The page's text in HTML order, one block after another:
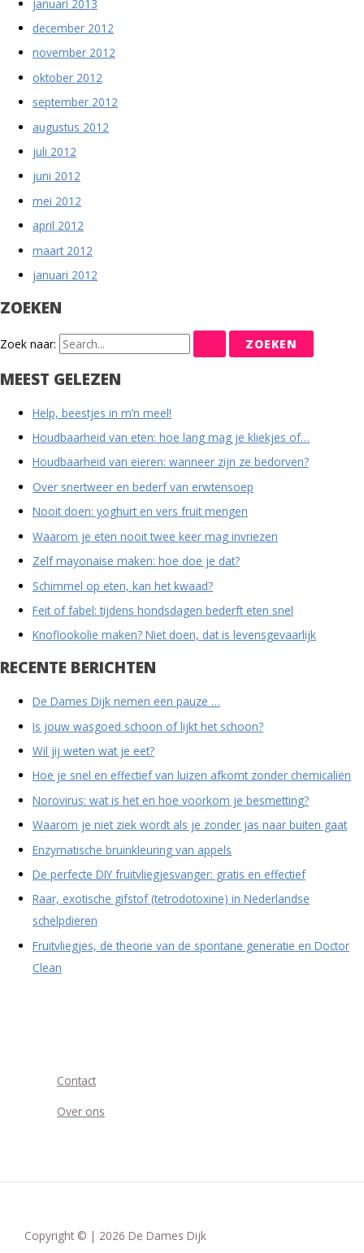
januari 2013
december 2012
november 2012
oktober 2012
september 2012
augustus 2012
juli 2012
juni 2012
mei 2012
april 2012
maart 2012
januari 2012
ZOEKEN
Zoek naar:
MEEST GELEZEN
Help, beestjes in m’n meel!
Houdbaarheid van eten: hoe lang mag je kliekjes of…
Houdbaarheid van eieren: wanneer zijn ze bedorven?
Over snertweer en bederf van erwtensoep
Nooit doen: yoghurt en vers fruit mengen
Waarom je eten nooit twee keer mag invriezen
Zelf mayonaise maken: hoe doe je dat?
Schimmel op eten, kan het kwaad?
Feit of fabel: tijdens hondsdagen bederft eten snel
Knoflookolie maken? Niet doen, dat is levensgevaarlijk
RECENTE BERICHTEN
De Dames Dijk nemen een pauze …
Is jouw wasgoed schoon of lijkt het schoon?
Wil jij weten wat je eet?
Hoe je snel en effectief van luizen afkomt zonder chemicaliën
Norovirus: wat is het en hoe voorkom je besmetting?
Waarom je niet ziek wordt als je zonder jas naar buiten gaat
Enzymatische bruinkleuring van appels
De perfecte DIY fruitvliegjesvanger: gratis en effectief
Raar, exotische gifstof (tetrodotoxine) in Nederlandse
schelpdieren
Fruitvliegjes, de theorie van de spontane generatie en Doctor
Clean
Contact
Over ons
Copyright © | 2026 De Dames Dijk